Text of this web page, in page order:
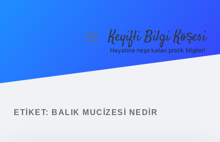
Yasal Uyarı
menüyüKeyifli Bilgi Köşesi
Hayatına neşe katan pratik bilgiler!
ETIKET: BALIK MUCIZESI NEDIR